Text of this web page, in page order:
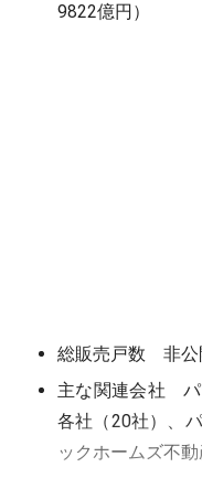
9822億円）
総販売戸数 非公
主な関連会社 パ
各社（20社）、
ックホームズ不